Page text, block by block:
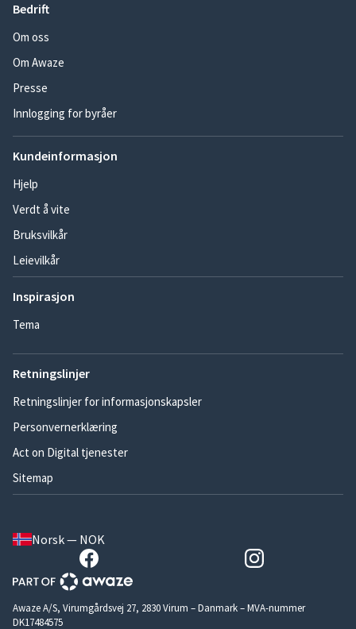
Bedrift
Om oss
Om Awaze
Presse
Innlogging for byråer
Kundeinformasjon
Hjelp
Verdt å vite
Bruksvilkår
Leievilkår
Inspirasjon
Tema
Retningslinjer
Retningslinjer for informasjonskapsler
Personvernerklæring
Act on Digital tjenester
Sitemap
Norsk — NOK
Awaze A/S, Virumgårdsvej 27, 2830 Virum – Danmark – MVA-nummer
DK17484575